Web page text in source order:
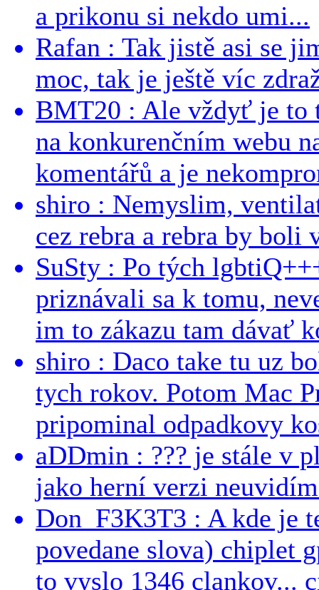
a prikonu si nekdo umi...
Rafan : Tak jistě asi se
moc, tak je ještě víc
BMT20 : Ale vždyť je to
na konkurenčním webu
komentářů a je
shiro : Nemyslim,
cez rebra a rebra by boli
SuSty : Po tých
priznávali sa k tomu,
im to zákazu tam dávať
shiro : Daco take tu uz
tych rokov. Potom Mac
pripominal odpadkovy
aDDmin : ??? je stále v
jako herní verzi
Don_F3K3T3 : A kde je
povedane slova) chiplet
to vyslo 1346 clankov...